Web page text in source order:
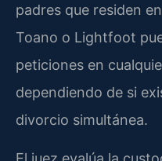
padres que residen
Toano o Lightfoot
peticiones en
dependiendo de si
divorcio simultánea.